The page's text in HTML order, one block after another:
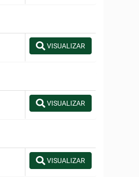
VISUALIZAR
VISUALIZAR
VISUALIZAR